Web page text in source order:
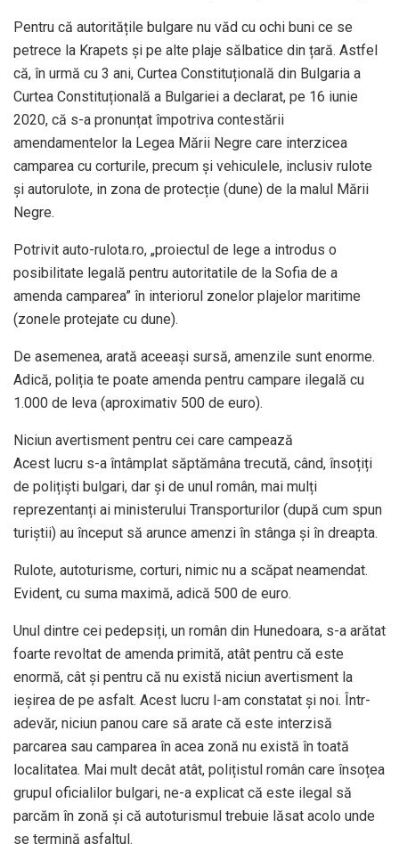
Pentru că autoritățile bulgare nu văd cu ochi buni ce se
petrece la Krapets și pe alte plaje sălbatice din țară. Astfel
că, în urmă cu 3 ani, Curtea Constituțională din Bulgaria a
Curtea Constituțională a Bulgariei a declarat, pe 16 iunie
2020, că s-a pronunțat împotriva contestării
amendamentelor la Legea Mării Negre care interzicea
camparea cu corturile, precum și vehiculele, inclusiv rulote
și autorulote, in zona de protecție (dune) de la malul Mării
Negre.
Potrivit auto-rulota.ro, „proiectul de lege a introdus o
posibilitate legală pentru autoritatile de la Sofia de a
amenda camparea” în interiorul zonelor plajelor maritime
(zonele protejate cu dune).
De asemenea, arată aceeași sursă, amenzile sunt enorme.
Adică, poliția te poate amenda pentru campare ilegală cu
1.000 de leva (aproximativ 500 de euro).
Niciun avertisment pentru cei care campează
Acest lucru s-a întâmplat săptămâna trecută, când, însoțiți
de polițiști bulgari, dar și de unul român, mai mulți
reprezentanți ai ministerului Transporturilor (după cum spun
turiștii) au început să arunce amenzi în stânga și în dreapta.
Rulote, autoturisme, corturi, nimic nu a scăpat neamendat.
Evident, cu suma maximă, adică 500 de euro.
Unul dintre cei pedepsiți, un român din Hunedoara, s-a arătat
foarte revoltat de amenda primită, atât pentru că este
enormă, cât și pentru că nu există niciun avertisment la
ieșirea de pe asfalt. Acest lucru l-am constatat și noi. Într-
adevăr, niciun panou care să arate că este interzisă
parcarea sau camparea în acea zonă nu există în toată
localitatea. Mai mult decât atât, polițistul român care însoțea
grupul oficialilor bulgari, ne-a explicat că este ilegal să
parcăm în zonă și că autoturismul trebuie lăsat acolo unde
se termină asfaltul.